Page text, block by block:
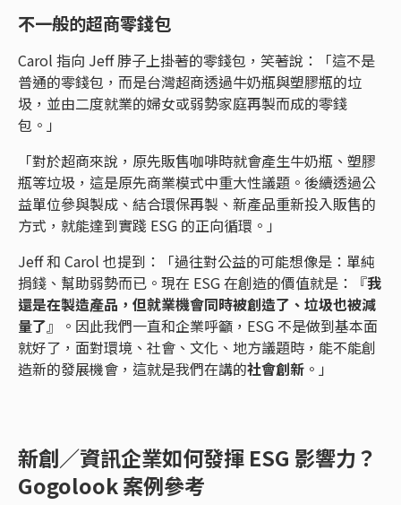
不一般的超商零錢包
Carol 指向 Jeff 脖子上掛著的零錢包，笑著說：「這不是
普通的零錢包，而是台灣超商透過牛奶瓶與塑膠瓶的垃
圾，並由二度就業的婦女或弱勢家庭再製而成的零錢
包。」
「對於超商來說，原先販售咖啡時就會產生牛奶瓶、塑膠
瓶等垃圾，這是原先商業模式中重大性議題。後續透過公
益單位參與製成、結合環保再製、新產品重新投入販售的
方式，就能達到實踐 ESG 的正向循環。」
Jeff 和 Carol 也提到：「過往對公益的可能想像是：單純
捐錢、幫助弱勢而已。現在 ESG 在創造的價值就是：『我
還是在製造產品，但就業機會同時被創造了、垃圾也被減
量了』。因此我們一直和企業呼籲，ESG 不是做到基本面
就好了，面對環境、社會、文化、地方議題時，能不能創
造新的發展機會，這就是我們在講的社會創新 。」
新創／資訊企業如何發揮 ESG 影響力？
Gogolook 案例參考